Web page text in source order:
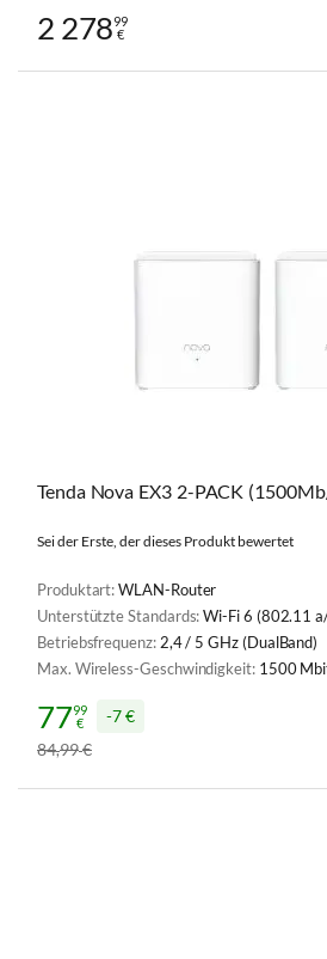
2 27899
€
Tenda Nova EX3 2-PACK
Sei der Erste, der dieses Produkt bewertet
Produktart:WLAN-Router
Unterstützte Standards:Wi-Fi 6 (802.11
Betriebsfrequenz:2,4 / 5 GHz (DualBand)
Max. Wireless-Geschwindigkeit: 1500
7799
€
7 €
84,99€